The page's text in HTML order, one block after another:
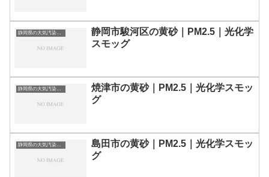
静岡県の大気汚染・PM2.5・黄砂・エアロゾルの数値
静岡市駿河区の黄砂｜PM2.5｜光化学
スモッグ
静岡県の大気汚染・PM2.5・黄砂・エアロゾルの数値
焼津市の黄砂｜PM2.5｜光化学スモッ
グ
静岡県の大気汚染・PM2.5・黄砂・エアロゾルの数値
島田市の黄砂｜PM2.5｜光化学スモッ
グ